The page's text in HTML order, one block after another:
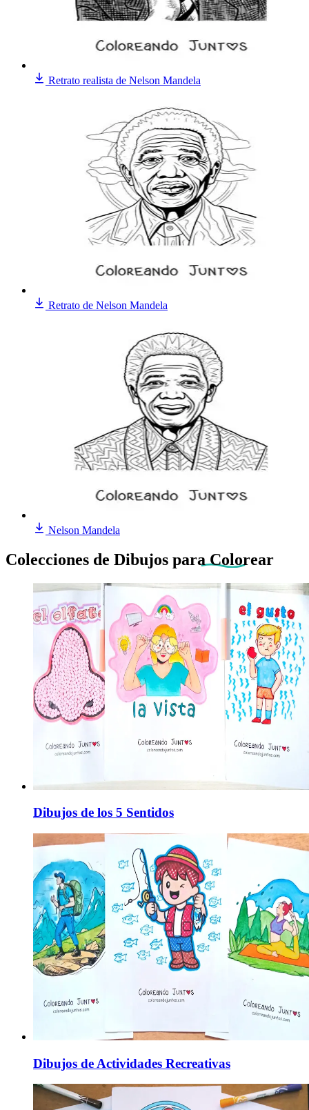
Retrato realista de Nelson Mandela
Retrato de Nelson Mandela
Nelson Mandela
Colecciones de Dibujos para Colorear
Dibujos de los 5 Sentidos
Dibujos de Actividades Recreativas